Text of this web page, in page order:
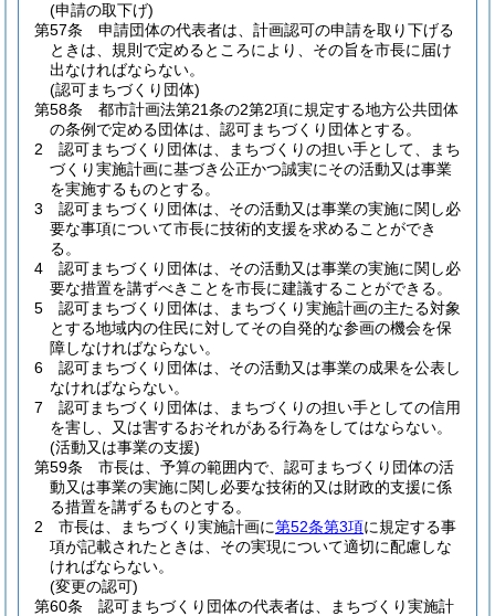
(申請の取下げ)
第57条
申請団体の代表者は、計画認可の申請を取り下げる
ときは、規則で定めるところにより、その旨を市長に届け
出なければならない。
(認可まちづくり団体)
第58条
都市計画法第21条の2第2項に規定する地方公共団体
の条例で定める団体は、認可まちづくり団体とする。
2
認可まちづくり団体は、まちづくりの担い手として、まち
づくり実施計画に基づき公正かつ誠実にその活動又は事業
を実施するものとする。
3
認可まちづくり団体は、その活動又は事業の実施に関し必
要な事項について市長に技術的支援を求めることができ
る。
4
認可まちづくり団体は、その活動又は事業の実施に関し必
要な措置を講ずべきことを市長に建議することができる。
5
認可まちづくり団体は、まちづくり実施計画の主たる対象
とする地域内の住民に対してその自発的な参画の機会を保
障しなければならない。
6
認可まちづくり団体は、その活動又は事業の成果を公表し
なければならない。
7
認可まちづくり団体は、まちづくりの担い手としての信用
を害し、又は害するおそれがある行為をしてはならない。
(活動又は事業の支援)
第59条
市長は、予算の範囲内で、認可まちづくり団体の活
動又は事業の実施に関し必要な技術的又は財政的支援に係
る措置を講ずるものとする。
2
市長は、まちづくり実施計画に第52条第3項に規定する事
項が記載されたときは、その実現について適切に配慮しな
ければならない。
(変更の認可)
第60条
認可まちづくり団体の代表者は、まちづくり実施計